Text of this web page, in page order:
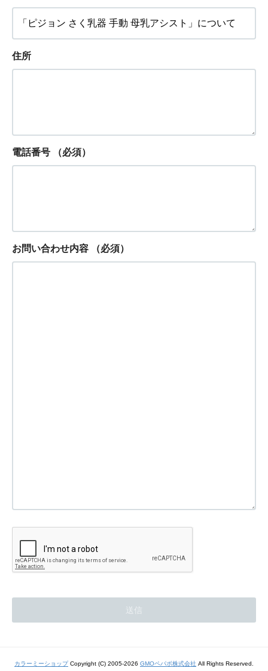
住所
電話番号 （必須）
お問い合わせ内容 （必須）
カラーミーショップCopyright (C) 2005-2026 GMOペパボ株式会社 All Rights Reserved.